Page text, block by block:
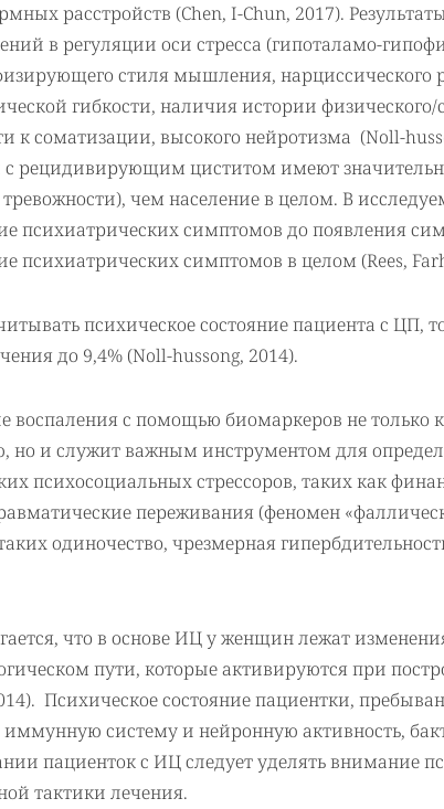
расстройств (Chen, I-Chun, 2017).
в регуляции оси стресса (гипоталамо-
стиля мышления, нарциссического
гибкости, наличия истории физического/
к соматизации, высокого нейротизма (Noll-
рецидивирующим циститом имеют
тревожности), чем население в целом. В
психиатрических симптомов до появления
психиатрических симптомов в целом (Rees,
психическое состояние пациента с ЦП,
до 9,4% (Noll-hussong, 2014).
воспаления с помощью биомаркеров не только
но и служит важным инструментом для
психосоциальных стрессоров, таких как
переживания (феномен
одиночество, чрезмерная
что в основе ИЦ у женщин лежат
пути, которые активируются при
Психическое состояние пациентки,
иммунную систему и нейронную активность,
пациенток с ИЦ следует уделять внимание
тактики лечения.